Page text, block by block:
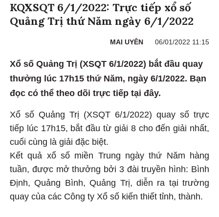
KQXSQT 6/1/2022: Trực tiếp xổ số
Quảng Trị thứ Năm ngày 6/1/2022
MAI UYÊN 06/01/2022 11:15
Xổ số Quảng Trị (XSQT 6/1/2022) bắt đầu quay
thưởng lúc 17h15 thứ Năm, ngày 6/1/2022. Bạn
đọc có thể theo dõi trực tiếp tại đây.
Xổ số Quảng Trị (XSQT 6/1/2022) quay số trực
tiếp lúc 17h15, bắt đầu từ giải 8 cho đến giải nhất,
cuối cùng là giải đặc biệt.
Kết quả xổ số miền Trung ngày thứ Năm hàng
tuần, được mở thưởng bởi 3 đài truyền hình: Bình
Định, Quảng Bình, Quảng Trị, diễn ra tại trường
quay của các Công ty Xổ số kiến thiết tỉnh, thành.